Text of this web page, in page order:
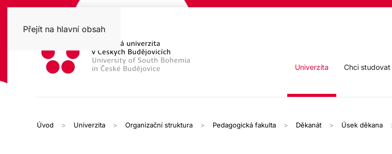
Přejít na hlavní obsah
Univerzita Chci studovat
Úvod Univerzita Organizační struktura Pedagogická fakulta Děkanát Úsek děkana